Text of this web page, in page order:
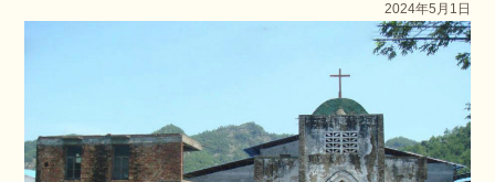
2024年5月1日